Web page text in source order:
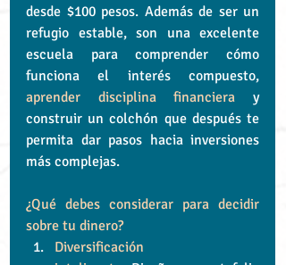
desde $100 pesos. Además de ser un
refugio estable, son una excelente
escuela para comprender cómo
aprender disciplina financiera y
construir un colchón que después te
permita dar pasos hacia inversiones
más complejas.
¿Qué debes considerar para decidir
sobre tu dinero?
Diversificación